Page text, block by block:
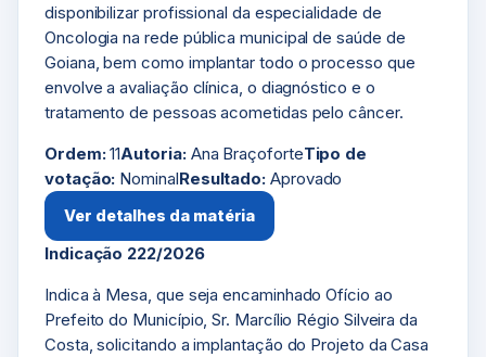
disponibilizar profissional da especialidade de
Oncologia na rede pública municipal de saúde de
Goiana, bem como implantar todo o processo que
envolve a avaliação clínica, o diagnóstico e o
tratamento de pessoas acometidas pelo câncer.
Ordem:11Autoria:Ana BraçoforteTipo de
votação: NominalResultado: Aprovado
Ver detalhes da matéria
Indicação 222/2026
Indica à Mesa, que seja encaminhado Ofício ao
Prefeito do Município, Sr. Marcílio Régio Silveira da
Costa, solicitando a implantação do Projeto da Casa